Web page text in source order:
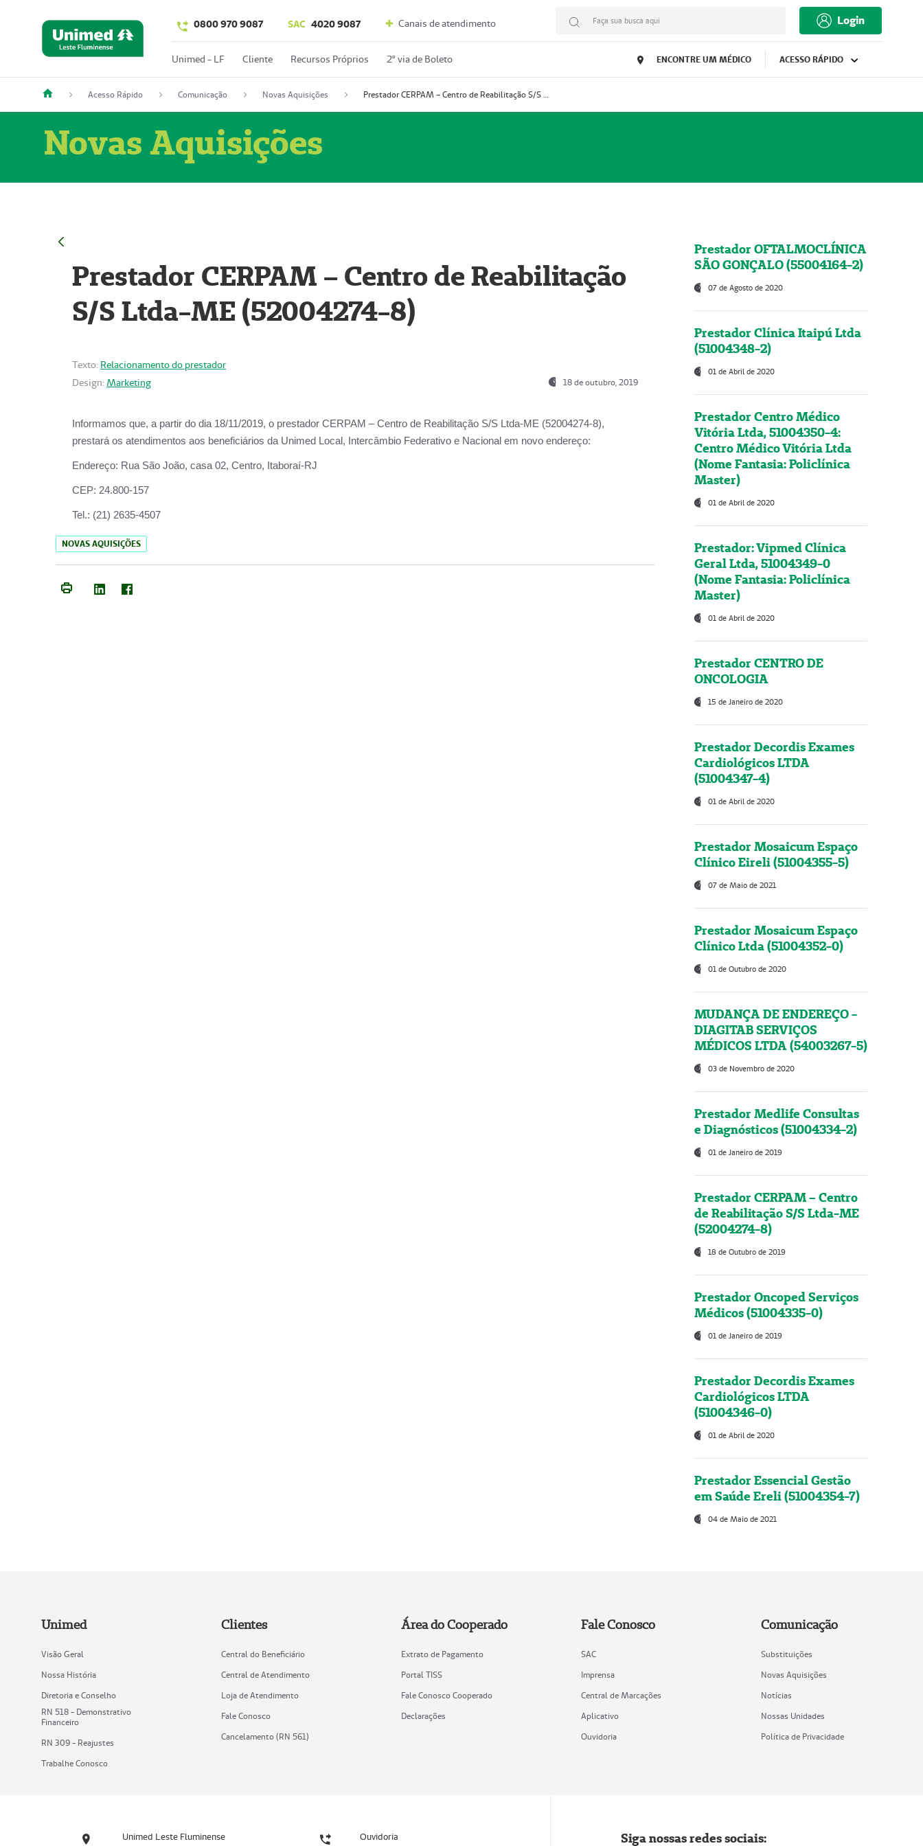
0800 970 9087 SAC 4020 9087 Canais de atendimento Faça sua busca aqui Login
Unimed - LF Cliente Recursos Próprios 2º via de Boleto ENCONTRE UM MÉDICO ACESSO RÁPIDO
Acesso Rápido Comunicação Novas Aquisições Prestador CERPAM – Centro de Reabilitação S/S Ltda-ME (52004274-8)
Novas Aquisições
Prestador CERPAM – Centro de Reabilitação
S/S Ltda-ME (52004274-8)
Texto: Relacionamento do prestador
Design: Marketing 18 de outubro, 2019
Informamos que, a partir do dia 18/11/2019, o prestador CERPAM – Centro de Reabilitação S/S Ltda-ME (52004274-8),
prestará os atendimentos aos beneficiários da Unimed Local, Intercâmbio Federativo e Nacional em novo endereço:
Endereço: Rua São João, casa 02, Centro, Itaboraí-RJ
CEP: 24.800-157
Tel.: (21) 2635-4507
NOVAS AQUISIÇÕES
Prestador OFTALMOCLÍNICA
SÃO GONÇALO (55004164-2)
07 de Agosto de 2020
Prestador Clínica Itaipú Ltda
(51004348-2)
01 de Abril de 2020
Prestador Centro Médico
Vitória Ltda, 51004350-4:
Centro Médico Vitória Ltda
(Nome Fantasia: Policlínica
Master)
01 de Abril de 2020
Prestador: Vipmed Clínica
Geral Ltda, 51004349-0
(Nome Fantasia: Policlínica
Master)
01 de Abril de 2020
Prestador CENTRO DE
ONCOLOGIA
15 de Janeiro de 2020
Prestador Decordis Exames
Cardiológicos LTDA
(51004347-4)
01 de Abril de 2020
Prestador Mosaicum Espaço
Clínico Eireli (51004355-5)
07 de Maio de 2021
Prestador Mosaicum Espaço
Clínico Ltda (51004352-0)
01 de Outubro de 2020
MUDANÇA DE ENDEREÇO -
DIAGITAB SERVIÇOS
MÉDICOS LTDA (54003267-5)
03 de Novembro de 2020
Prestador Medlife Consultas
e Diagnósticos (51004334-2)
01 de Janeiro de 2019
Prestador CERPAM – Centro
de Reabilitação S/S Ltda-ME
(52004274-8)
18 de Outubro de 2019
Prestador Oncoped Serviços
Médicos (51004335-0)
01 de Janeiro de 2019
Prestador Decordis Exames
Cardiológicos LTDA
(51004346-0)
01 de Abril de 2020
Prestador Essencial Gestão
em Saúde Ereli (51004354-7)
04 de Maio de 2021
Unimed
Visão Geral
Nossa História
Diretoria e Conselho
RN 518 - Demonstrativo
Financeiro
RN 309 - Reajustes
Trabalhe Conosco
Clientes
Central do Beneficiário
Central de Atendimento
Loja de Atendimento
Fale Conosco
Cancelamento (RN 561)
Área do Cooperado
Extrato de Pagamento
Portal TISS
Fale Conosco Cooperado
Declarações
Fale Conosco
SAC
Imprensa
Central de Marcações
Aplicativo
Ouvidoria
Comunicação
Substituições
Novas Aquisições
Notícias
Nossas Unidades
Política de Privacidade
Unimed Leste Fluminense Ouvidoria Siga nossas redes sociais: